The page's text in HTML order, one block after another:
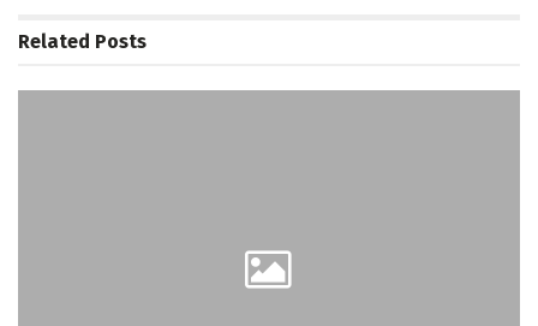
Related Posts